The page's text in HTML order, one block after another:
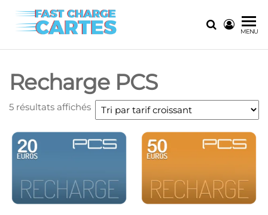
content
Charge
Cartes
instantanées
MENU
Recharge PCS
5 résultats affichésTrié
par
prix
croissant